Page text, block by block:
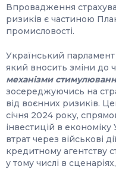
Впровадження
ризиків є частиною
промисловості.
Український парламент
який вносить зміни до
механізми
зосереджуючись на
від воєнних ризиків.
січня 2024 року,
інвестицій в
втрат через військові
кредитному агентству
у тому числі в